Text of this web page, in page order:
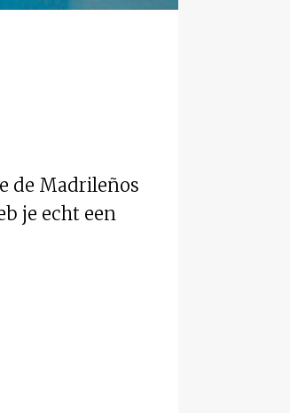
de Madrileños
je echt een